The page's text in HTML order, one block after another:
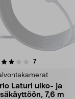
7arvostelut
Laturi ulko- ja
7,6 m
3.5viidestä